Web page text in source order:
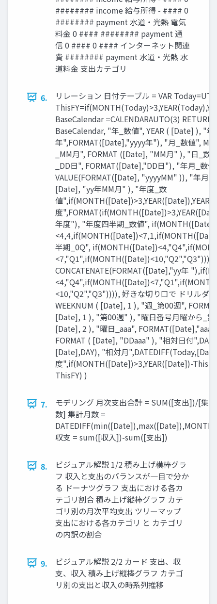
######## income 給与所得 - #### 0
######## payment 水道・光熱 電気
料金 0 #### ######## payment 通
信 0 #### 0 #### インターネット関連
費 ######## payment 水道・光熱 水
道料金 支出カテゴリ
6.
リレーション 日付テーブル = VAR
BaseCalendar =CALENDARAUTO(3) RETURN
BaseCalendar, "年_数値", YEAR ( [Date] ), "年
年",FORMAT([Date],"yyyy年"), "月_数値",
_MM月", FORMAT ([Date], "MM月" ), "日_数
_DD日", FORMAT([Date],"DD日"), "年月_数
VALUE(FORMAT([Date], "yyyyMM" )), "年月
[Date], "yy年MM月" ), "年度_数
値
度
年度"), "年度四半期_数値", if(MONTH([Date])
半期_0Q",
<7,"Q1",if(MONTH([Date])<10,"Q2","Q3"))),
CONCATENATE(FORMAT([Date],"yy年
<10,"Q2","Q3")))), 好きな切り口で ドリルダ
WEEKNUM ( [Date], 1 ), "週_第00週",
[Date], 1 ), "第00週" ), "曜日番号月曜から_数
[Date], 2 ), "曜日_aaa",
FORMAT ( [Date], "DDaaa" ), "相対日付
[Date],DAY), "相対月
度",if(MONTH([Date])>3,YEAR([Date])-
ThisFY) )
7.
モデリング 月次支出合計 = SUM([支出])/[集
数] 集計月数 =
収支 = sum([収入])-sum([支出])
8.
ビジュアル解説 1/2 積み上げ横棒グラ
フ 収入と支出のバランスが一目で分か
る ドーナツグラフ 支出における各カ
テゴリ割合 積み上げ縦棒グラフ カテ
ゴリ別の月次平均支出 ツリーマップ
支出における各カテゴリ と カテゴリ
の内訳の割合
9.
ビジュアル解説 2/2 カード 支出、収
支、収入 積み上げ縦棒グラフ カテゴ
リ別の支出と収入の時系列推移